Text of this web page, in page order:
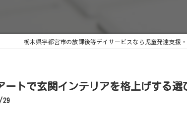
栃木県宇都宮市の放課後等デイサービスなら児童発達支援
ートで玄関インテリアを格上げする選
29